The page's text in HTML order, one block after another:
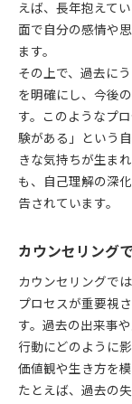
カウン
実例から見
カウン
温故知
相談の
カウン
えば、長年抱えて
面で自分の感情や
ます。
その上で、過去に
を明確にし、今後
す。このようなプ
験がある」という
きな気持ちが生ま
も、自己理解の深
告されています。
カウンセリング
カウンセリングで
プロセスが重要視
す。過去の出来事
行動にどのように
価値観や生き方を
たとえば、過去の